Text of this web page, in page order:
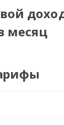
месяц